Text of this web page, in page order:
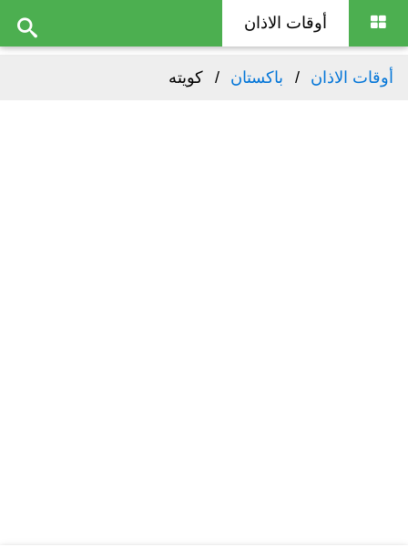
أوقات الاذان
أوقات الاذان باكستان كويته